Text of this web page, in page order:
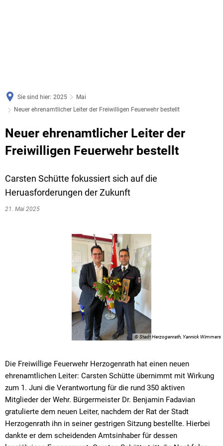
Sie sind hier: 2025
Mai
Neuer ehrenamtlicher Leiter der Freiwilligen Feuerwehr bestellt
Neuer ehrenamtlicher Leiter der
Freiwilligen Feuerwehr bestellt
Carsten Schütte fokussiert sich auf die
Heruasforderungen der Zukunft
21. Mai 2025
© Stadt Herzogenrath, Yannick Wimmers
Die Freiwillige Feuerwehr Herzogenrath hat einen neuen
ehrenamtlichen Leiter: Carsten Schütte übernimmt mit Wirkung
zum 1. Juni die Verantwortung für die rund 350 aktiven
Mitglieder der Wehr. Bürgermeister Dr. Benjamin Fadavian
gratulierte dem neuen Leiter, nachdem der Rat der Stadt
Herzogenrath ihn in seiner gestrigen Sitzung bestellte. Hierbei
dankte er dem scheidenden Amtsinhaber für dessen